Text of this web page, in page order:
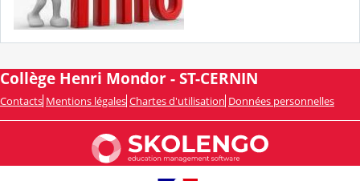
Collège Henri Mondor - ST-CERNIN
Contacts Mentions légales Chartes d'utilisation Données personnelles